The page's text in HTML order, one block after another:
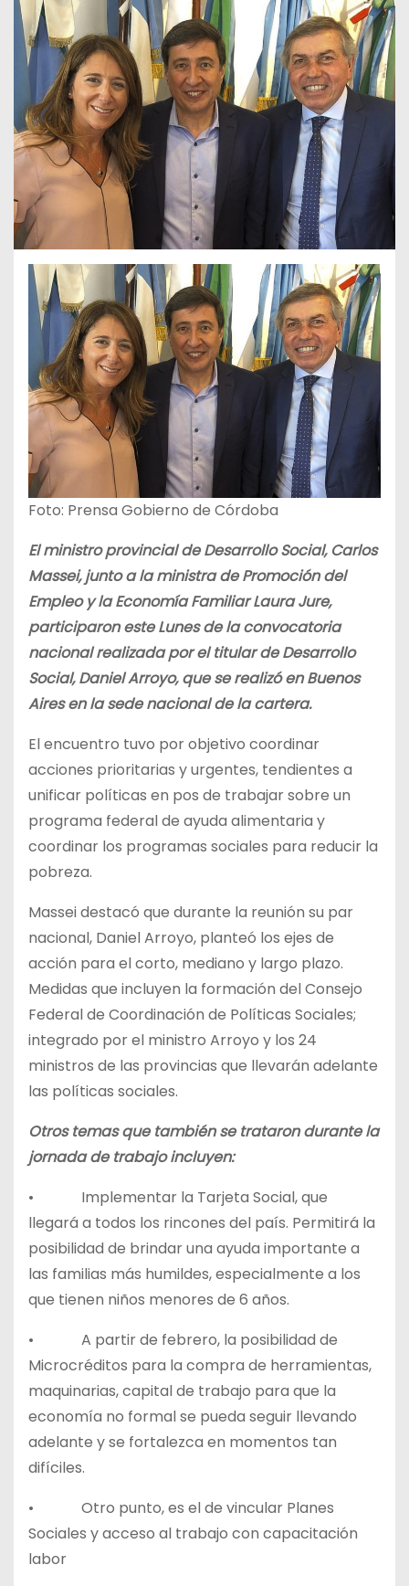
Foto: Prensa Gobierno de Córdoba
El ministro provincial de Desarrollo Social, Carlos
Massei, junto a la ministra de Promoción del
Empleo y la Economía Familiar Laura Jure,
participaron este Lunes de la convocatoria
nacional realizada por el titular de Desarrollo
Social, Daniel Arroyo, que se realizó en Buenos
Aires en la sede nacional de la cartera.
El encuentro tuvo por objetivo coordinar
acciones prioritarias y urgentes, tendientes a
unificar políticas en pos de trabajar sobre un
programa federal de ayuda alimentaria y
coordinar los programas sociales para reducir la
pobreza.
Massei destacó que durante la reunión su par
nacional, Daniel Arroyo, planteó los ejes de
acción para el corto, mediano y largo plazo.
Medidas que incluyen la formación del Consejo
Federal de Coordinación de Políticas Sociales;
integrado por el ministro Arroyo y los 24
ministros de las provincias que llevarán adelante
las políticas sociales.
Otros temas que también se trataron durante la
jornada de trabajo incluyen:
• Implementar la Tarjeta Social, que
llegará a todos los rincones del país. Permitirá la
posibilidad de brindar una ayuda importante a
las familias más humildes, especialmente a los
que tienen niños menores de 6 años.
• A partir de febrero, la posibilidad de
Microcréditos para la compra de herramientas,
maquinarias, capital de trabajo para que la
economía no formal se pueda seguir llevando
adelante y se fortalezca en momentos tan
difíciles.
• Otro punto, es el de vincular Planes
Sociales y acceso al trabajo con capacitación
labor